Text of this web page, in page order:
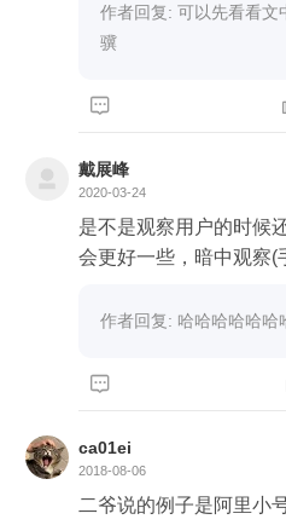
作者回复: 可以先看看文
骥

戴展峰
2020-03-24
是不是观察用户的时候
会更好一些，暗中观察(
作者回复: 哈哈哈哈哈哈

ca01ei
2018-08-06
二爷说的例子是阿里小